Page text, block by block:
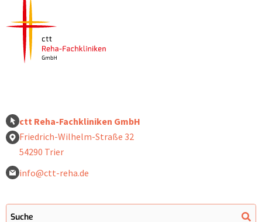
ctt Reha-Fachkliniken GmbH
Friedrich-Wilhelm-Straße 32
54290 Trier
info@ctt-reha.de